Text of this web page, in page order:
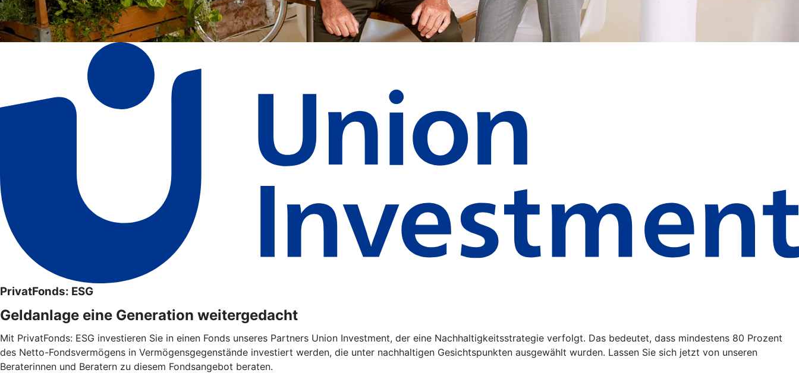
PrivatFonds: ESG
Geldanlage eine Generation weitergedacht
Mit PrivatFonds: ESG investieren Sie in einen Fonds unseres Partners Union Investment, der eine Nachhaltigkeitsstrategie verfolgt. Das bedeutet, dass mindestens 80 Prozent
des Netto-Fondsvermögens in Vermögensgegenstände investiert werden, die unter nachhaltigen Gesichtspunkten ausgewählt wurden. Lassen Sie sich jetzt von unseren
Beraterinnen und Beratern zu diesem Fondsangebot beraten.